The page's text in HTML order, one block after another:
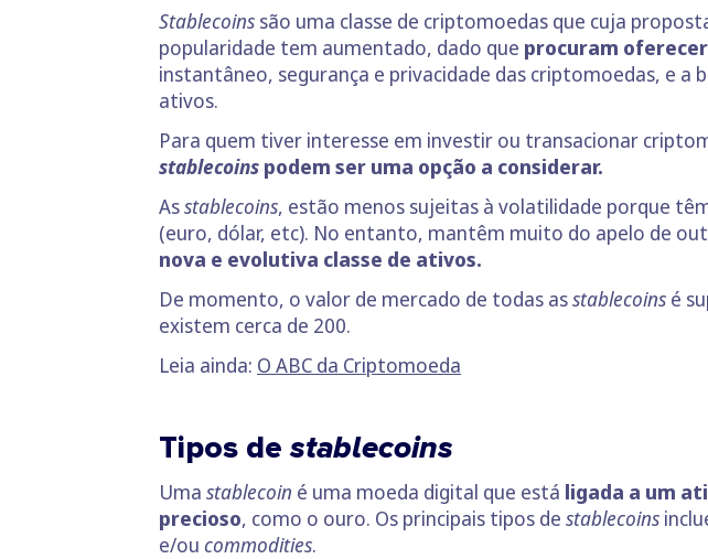
Stablecoins são uma classe de criptomoedas que cuja
popularidade tem aumentado, dado que procuram
instantâneo, segurança e privacidade das criptomoedas, e
ativos.
Para quem tiver interesse em investir ou transacionar
stablecoins podem ser uma opção a considerar.
Asstablecoins, estão menos sujeitas à volatilidade porque
(euro, dólar, etc). No entanto, mantêm muito do apelo de
nova e evolutiva classe de ativos.
De momento, o valor de mercado de todas asstablecoins é
existem cerca de 200.
Leia ainda: O ABC da Criptomoeda
Tipos destablecoins
Uma stablecoin é uma moeda digital que está ligada a um
precioso, como o ouro. Os principais tipos de stablecoins
e/ou commodities.